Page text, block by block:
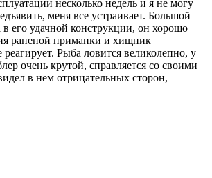
несколько недель и я не могу
меня все устраивает. Большой
в его удачной конструкции, он хорошо
раненой приманки и хищник
Рыба ловится великолепно, у
очень крутой, справляется со своими
в нем отрицательных сторон,